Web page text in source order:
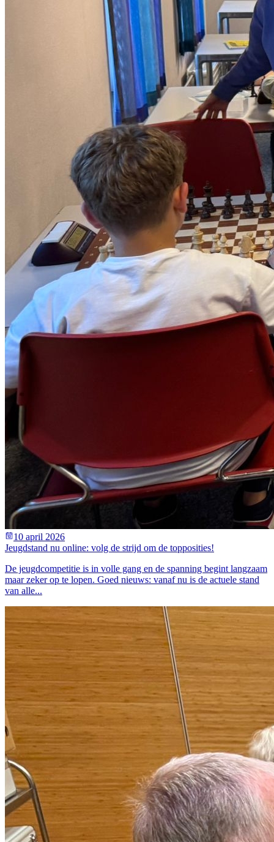
10 april 2026
Jeugdstand nu online: volg de strijd om de topposities!
De jeugdcompetitie is in volle gang en de spanning begint langzaam
maar zeker op te lopen. Goed nieuws: vanaf nu is de actuele stand
van alle...